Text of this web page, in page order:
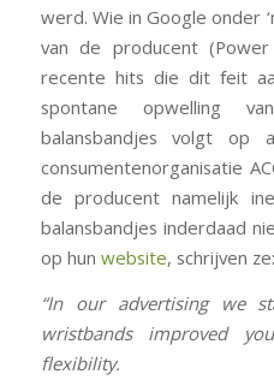
werd. Wie in Google onder
van de producent
recente hits die dit feit
spontane opwelling
balansbandjes volgt op
consumentenorganisatie
de producent namelijk
balansbandjes inderdaad
op hun website, schrijven ze:
“In our advertising we
wristbands improved
flexibility.